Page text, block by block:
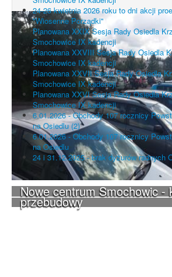
Nowe centrum Smochowic -
przebudowy
24-26 kwietnia 2026 roku to dni akcji
"Wiosenne Porządki"
Planowana XXIX Sesja Rady Osiedla
Smochowice IX kadencji
Planowana XXVIII Sesja Rady Osiedla
Smochowice IX kadencji
Planowana XXVII Sesja Rady Osiedla
Smochowice IX kadencji
Planowana XXVI Sesja Rady Osiedla
Smochowice IX kadencji
6.01.2026 - Obchody 107 rocznicy
na Osiedlu (2)
6.01.2026 - Obchody 107 rocznicy
na Osiedlu
24 i 31.12.2025 - brak dyżurów radnych
UWAGA! Serwis Rada